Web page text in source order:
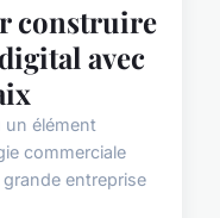
construire
avec
un élément
commerciale
entreprise